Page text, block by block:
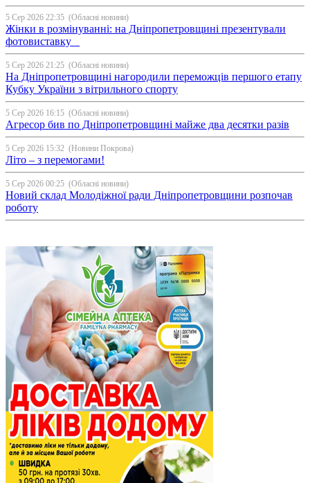
5 Сер 2026 22:35 (Обласні новини)
Жінки в розмінуванні: на Дніпропетровщині презентували
фотовиставку
5 Сер 2026 21:25 (Обласні новини)
На Дніпропетровщині нагородили переможців першого етапу
Кубку України з вітрильного спорту
5 Сер 2026 16:15 (Обласні новини)
Агресор бив по Дніпропетровщині майже два десятки разів
5 Сер 2026 15:32 (Новини Покрова)
Літо – з перемогами!
5 Сер 2026 00:25 (Обласні новини)
Новий склад Молодіжної ради Дніпропетровщини розпочав
роботу